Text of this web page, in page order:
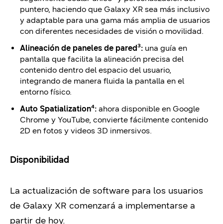
puntero, haciendo que Galaxy XR sea más inclusivo
y adaptable para una gama más amplia de usuarios
con diferentes necesidades de visión o movilidad.
Alineación de paneles de pared³: una guía en
pantalla que facilita la alineación precisa del
contenido dentro del espacio del usuario,
integrando de manera fluida la pantalla en el
entorno físico.
Auto Spatialization⁴: ahora disponible en Google
Chrome y YouTube, convierte fácilmente contenido
2D en fotos y videos 3D inmersivos.
Disponibilidad
La actualización de software para los usuarios
de Galaxy XR comenzará a implementarse a
partir de hoy.